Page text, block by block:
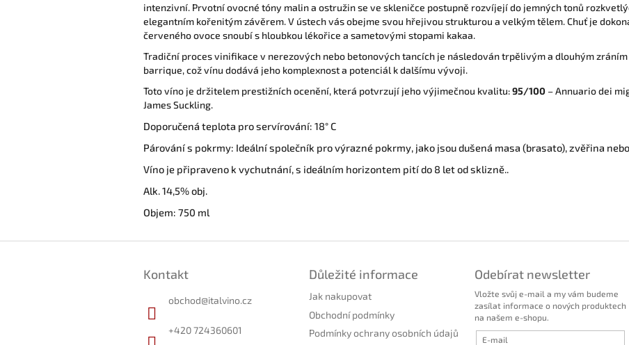
intenzivní. Prvotní ovocné tóny malin a ostružin se ve skleničce postupně rozvíjejí do jemných tonů
elegantním kořenitým závěrem. V ústech vás obejme svou hřejivou strukturou a velkým tělem.Chuť je
červeného ovoce snoubí s hloubkou lékořice a sametovými stopami kakaa.
Tradiční proces vinifikace v nerezových nebo betonových tancích je následován trpělivým a dlouhým
barrique, což vínu dodává jeho komplexnost a potenciál k dalšímu vývoji.
Toto víno je držitelem prestižních ocenění, která potvrzují jeho výjimečnou kvalitu:95/100 – Annuario dei
James Suckling.
Doporučená teplota pro servírování: 18° C
Párování s pokrmy: Ideální společník pro výrazné pokrmy, jako jsou dušená masa (brasato), zvěřina
Víno je připraveno k vychutnání, s ideálním horizontem pití do 8 let od sklizně..
Alk. 14,5% obj.
Objem: 750 ml
Kontakt
obchod@italvino.cz
+420 724360601
Důležité informace
Jak nakupovat
Obchodní podmínky
Podmínky ochrany osobních údajů
Odebírat newsletter
Vložte svůj e-mail a my vám budeme
zasílat informace o nových produktech
na našem e-shopu.
E-mail